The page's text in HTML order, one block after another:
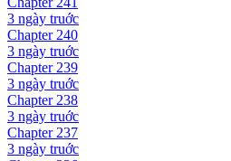
3 ngày truớc
Chapter240
3 ngày truớc
Chapter239
3 ngày truớc
Chapter238
3 ngày truớc
Chapter237
3 ngày truớc